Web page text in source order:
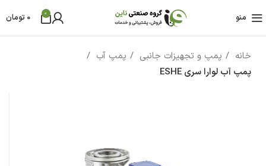
منو 0
0 تومان
خانه پمپ و تجهیزات جانبی
پمپ آب
پمپ آب لوارا سری ESHE